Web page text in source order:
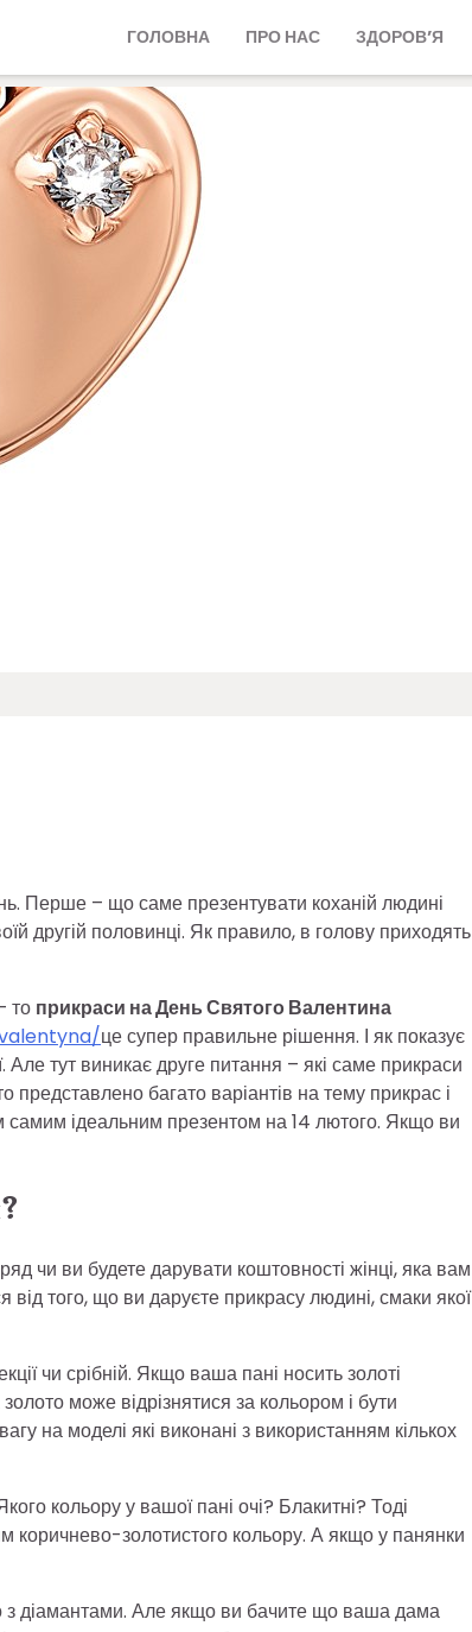
ГОЛОВНА ПРО НАС ЗДОРОВ’Я
Перше – що саме презентувати коханій людині
другій половинці. Як правило, в голову приходять
то прикраси на День Святого Валентина
це супер правильне рішення. І як показує
Але тут виникає друге питання – які саме прикраси
багато варіантів на тему прикрас і
самим ідеальним презентом на 14 лютого. Якщо ви
чи ви будете дарувати коштовності жінці, яка вам
того, що ви даруєте прикрасу людині, смаки якої
чи срібній. Якщо ваша пані носить золоті
може відрізнятися за кольором і бути
на моделі які виконані з використанням кількох
кольору у вашої пані очі? Блакитні? Тоді
коричнево-золотистого кольору. А якщо у панянки
з діамантами. Але якщо ви бачите що ваша дама